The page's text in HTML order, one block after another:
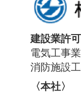
建設業許可
電気工事
消防施設
〈本社〉